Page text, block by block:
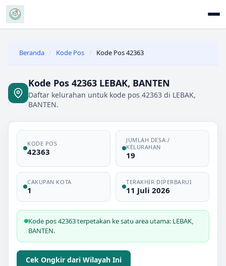
Beranda / Kode Pos / Kode Pos 42363
Kode Pos 42363 LEBAK, BANTEN
Daftar kelurahan untuk kode pos 42363 di LEBAK,
BANTEN.
KODE POS
42363
JUMLAH DESA /
KELURAHAN
19
CAKUPAN KOTA
1
TERAKHIR DIPERBARUI
11 Juli 2026
Kode pos 42363 terpetakan ke satu area utama: LEBAK,
BANTEN.
Cek Ongkir dari Wilayah Ini